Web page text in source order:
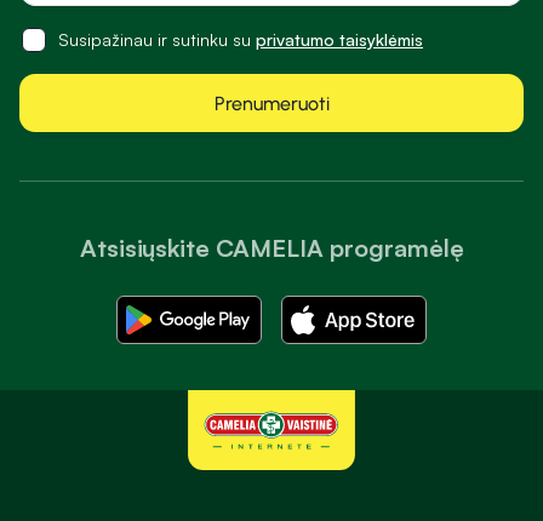
Atsisiųskite CAMELIA programėlę
Susipažinau ir sutinku su privatumo taisyklėmis
Prenumeruoti